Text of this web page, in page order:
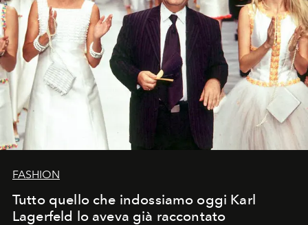
FASHION
Tutto quello che indossiamo oggi Karl
Lagerfeld lo aveva già raccontato